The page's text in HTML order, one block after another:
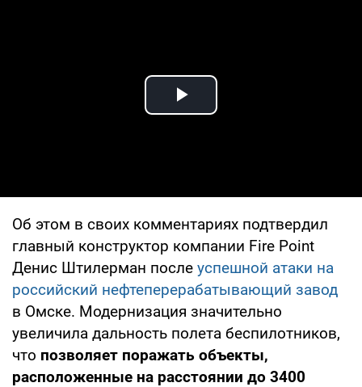
Play Video
Об этом в своих комментариях подтвердил
главный конструктор компании Fire Point
Денис Штилерман после успешной атаки на
российский нефтеперерабатывающий завод
в Омске. Модернизация значительно
увеличила дальность полета беспилотников,
что позволяет поражать объекты,
расположенные на расстоянии до 3400